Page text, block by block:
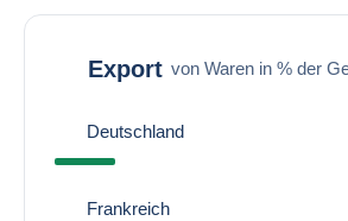
Export von Waren in % der
Deutschland
Frankreich